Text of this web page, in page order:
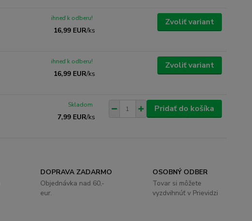
16,99 EUR/ks
ihneď k odberu! Zvoliť variant
16,99 EUR/ks
ihneď k odberu! Zvoliť variant
7,99 EUR/ks
Skladom Pridať do košíka
DOPRAVA ZADARMO
Objednávka nad 60,-
eur.
OSOBNÝ ODBER
Tovar si môžete
vyzdvihnúť v Prievidzi